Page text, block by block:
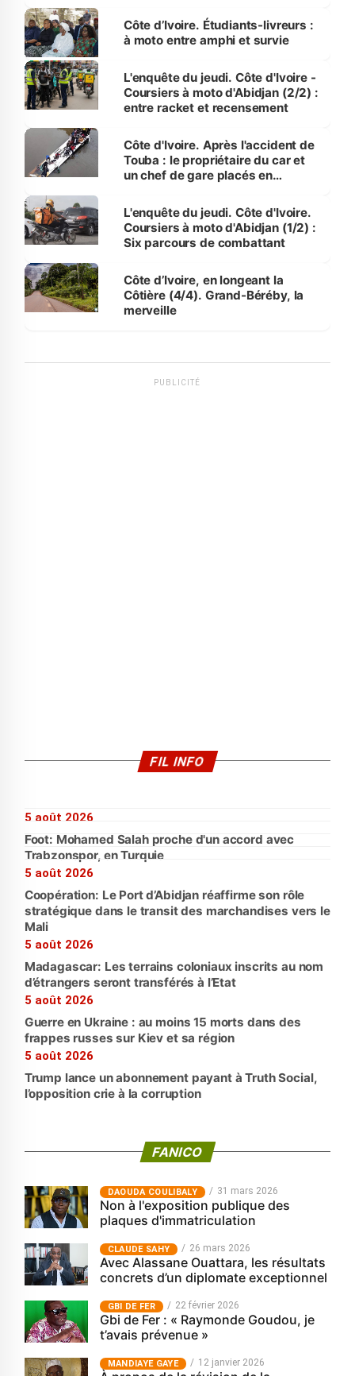
Côte d’Ivoire. Étudiants-livreurs :
à moto entre amphi et survie
L'enquête du jeudi. Côte d'Ivoire -
Coursiers à moto d'Abidjan (2/2) :
entre racket et recensement
Côte d'Ivoire. Après l'accident de
Touba : le propriétaire du car et
un chef de gare placés en
L'enquête du jeudi. Côte d'Ivoire.
Coursiers à moto d'Abidjan (1/2) :
Six parcours de combattant
Côte d’Ivoire, en longeant la
Côtière (4/4). Grand-Béréby, la
merveille
PUBLICITÉ
FIL INFO
5 août 2026
Foot: Mohamed Salah proche d'un accord avec
Trabzonspor, en Turquie
5 août 2026
Coopération: Le Port d’Abidjan réaffirme son rôle
stratégique dans le transit des marchandises vers le
Mali
5 août 2026
Madagascar: Les terrains coloniaux inscrits au nom
d’étrangers seront transférés à l’Etat
5 août 2026
Guerre en Ukraine : au moins 15 morts dans des
frappes russes sur Kiev et sa région
5 août 2026
Trump lance un abonnement payant à Truth Social,
l’opposition crie à la corruption
FANICO
‎DAOUDA COULIBALY 31 mars 2026
Non à l'exposition publique des
plaques d'immatriculation
CLAUDE SAHY 26 mars 2026
Avec Alassane Ouattara, les résultats
concrets d’un diplomate exceptionnel
GBI DE FER 22 février 2026
Gbi de Fer : « Raymonde Goudou, je
t’avais prévenue »
MANDIAYE GAYE 12 janvier 2026